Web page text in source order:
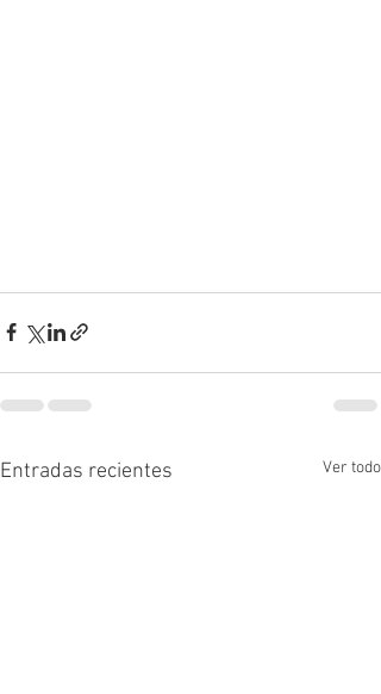
Entradas recientes Ver todo